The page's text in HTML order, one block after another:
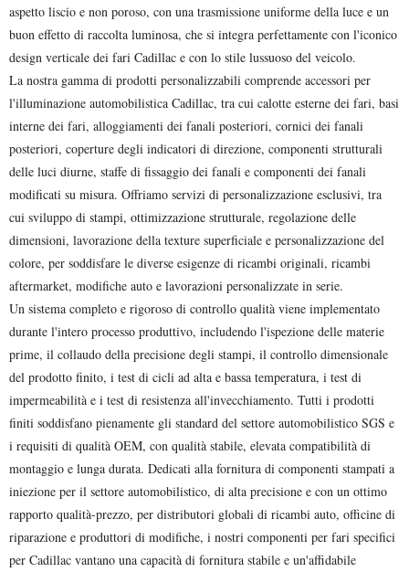
aspetto liscio e non poroso, con una trasmissione uniforme della luce e un
buon effetto di raccolta luminosa, che si integra perfettamente con l'iconico
design verticale dei fari Cadillac e con lo stile lussuoso del veicolo.
La nostra gamma di prodotti personalizzabili comprende accessori per
l'illuminazione automobilistica Cadillac, tra cui calotte esterne dei fari, basi
interne dei fari, alloggiamenti dei fanali posteriori, cornici dei fanali
posteriori, coperture degli indicatori di direzione, componenti strutturali
delle luci diurne, staffe di fissaggio dei fanali e componenti dei fanali
modificati su misura. Offriamo servizi di personalizzazione esclusivi, tra
cui sviluppo di stampi, ottimizzazione strutturale, regolazione delle
dimensioni, lavorazione della texture superficiale e personalizzazione del
colore, per soddisfare le diverse esigenze di ricambi originali, ricambi
aftermarket, modifiche auto e lavorazioni personalizzate in serie.
Un sistema completo e rigoroso di controllo qualità viene implementato
durante l'intero processo produttivo, includendo l'ispezione delle materie
prime, il collaudo della precisione degli stampi, il controllo dimensionale
del prodotto finito, i test di cicli ad alta e bassa temperatura, i test di
impermeabilità e i test di resistenza all'invecchiamento. Tutti i prodotti
finiti soddisfano pienamente gli standard del settore automobilistico SGS e
i requisiti di qualità OEM, con qualità stabile, elevata compatibilità di
montaggio e lunga durata. Dedicati alla fornitura di componenti stampati a
iniezione per il settore automobilistico, di alta precisione e con un ottimo
rapporto qualità-prezzo, per distributori globali di ricambi auto, officine di
riparazione e produttori di modifiche, i nostri componenti per fari specifici
per Cadillac vantano una capacità di fornitura stabile e un'affidabile